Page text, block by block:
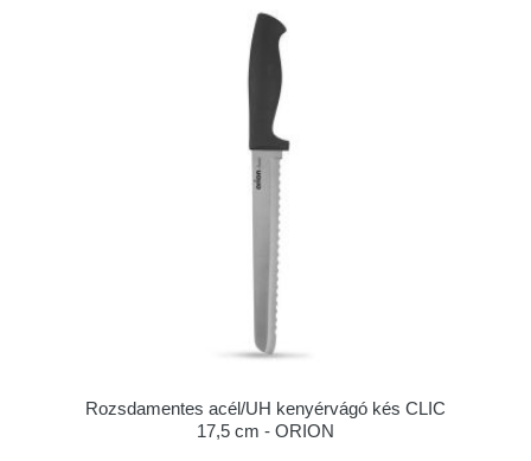
Rozsdamentes acél/UH kenyérvágó kés CLIC
17,5 cm - ORION